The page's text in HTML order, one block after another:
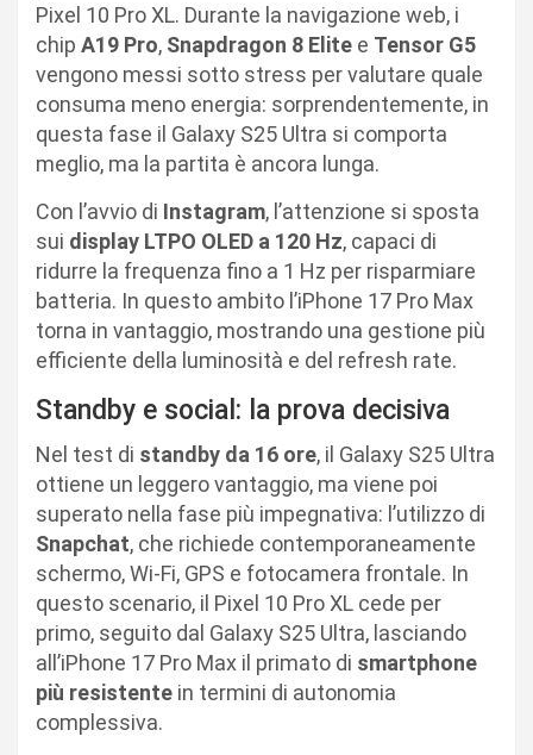
Pixel 10 Pro XL. Durante la navigazione web, i
chip A19 Pro, Snapdragon 8 Elite e Tensor G5
vengono messi sotto stress per valutare quale
consuma meno energia: sorprendentemente, in
questa fase il Galaxy S25 Ultra si comporta
meglio, ma la partita è ancora lunga.
Con l’avvio di Instagram, l’attenzione si sposta
sui display LTPO OLED a 120 Hz, capaci di
ridurre la frequenza fino a 1 Hz per risparmiare
batteria. In questo ambito l’iPhone 17 Pro Max
torna in vantaggio, mostrando una gestione più
efficiente della luminosità e del refresh rate.
Standby e social: la prova decisiva
Nel test di standby da 16 ore, il Galaxy S25 Ultra
ottiene un leggero vantaggio, ma viene poi
superato nella fase più impegnativa: l’utilizzo di
Snapchat, che richiede contemporaneamente
schermo, Wi-Fi, GPS e fotocamera frontale. In
questo scenario, il Pixel 10 Pro XL cede per
primo, seguito dal Galaxy S25 Ultra, lasciando
all’iPhone 17 Pro Max il primato di smartphone
più resistente in termini di autonomia
complessiva.